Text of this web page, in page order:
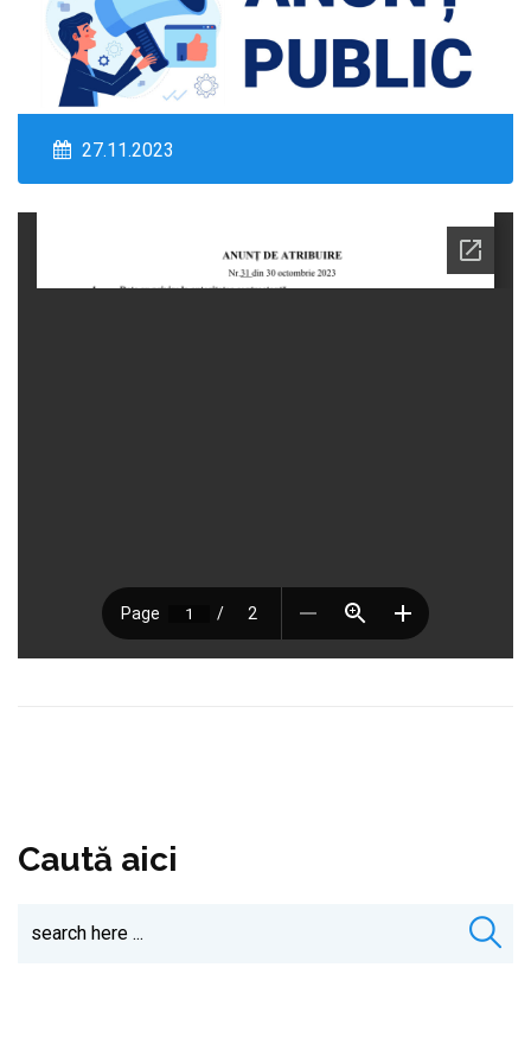
27.11.2023
Caută aici